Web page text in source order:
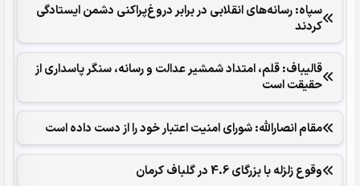
سپاه: رسانه‌های انقلابی در برابر دروغ‌پراکنی دشمن ایستادگی
کردند
قالیباف: قلم، امتداد شمشیر عدالت و رسانه، سنگر پاسداری از
حقیقت است
مقام انصارالله: شورای امنیت اعتبار خود را از دست داده است
وقوع زلزله با بزرگای 4.6 در گلباف کرمان